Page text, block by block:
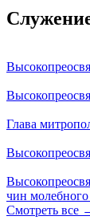
Глава
чин
Смотреть все